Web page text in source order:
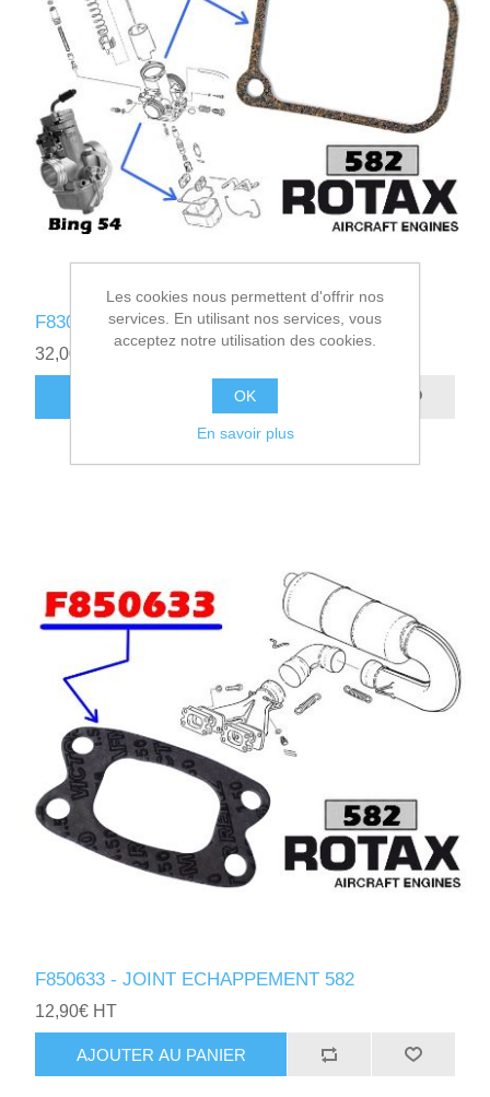
F830722 - JOINT CUVE CARBU 582 (bing54)
32,00€ HT
AJOUTER AU PANIER
F850633 - JOINT ECHAPPEMENT 582
12,90€ HT
AJOUTER AU PANIER
Les cookies nous permettent d'offrir nos
services. En utilisant nos services, vous
acceptez notre utilisation des cookies.
OK
En savoir plus